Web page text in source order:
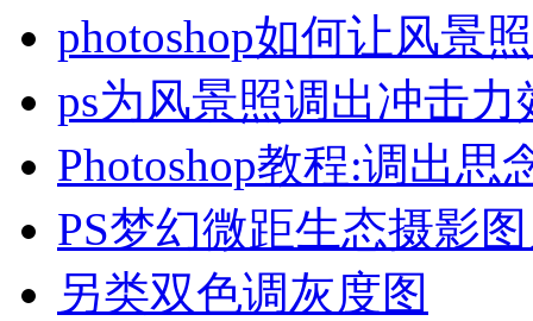
photoshop如何让风景
ps为风景照调出冲击力
Photoshop教程:调出思
PS梦幻微距生态摄影
另类双色调灰度图